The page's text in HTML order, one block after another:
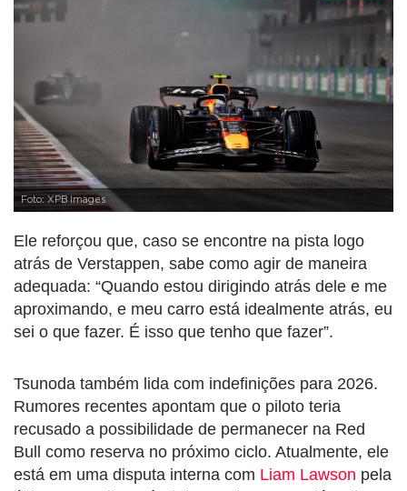
Foto: XPB Images
Ele reforçou que, caso se encontre na pista logo
atrás de Verstappen, sabe como agir de maneira
adequada: “Quando estou dirigindo atrás dele e me
aproximando, e meu carro está idealmente atrás, eu
sei o que fazer. É isso que tenho que fazer”.
Tsunoda também lida com indefinições para 2026.
Rumores recentes apontam que o piloto teria
recusado a possibilidade de permanecer na Red
Bull como reserva no próximo ciclo. Atualmente, ele
está em uma disputa interna com Liam Lawson pela